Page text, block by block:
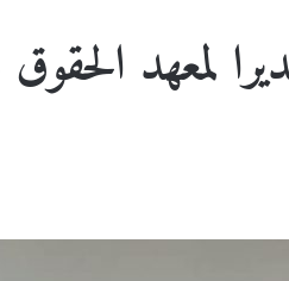
لمعهد الحقوق